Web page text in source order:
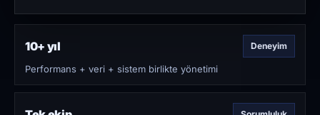
10+ yıl Deneyim
Performans + veri + sistem birlikte yönetimi